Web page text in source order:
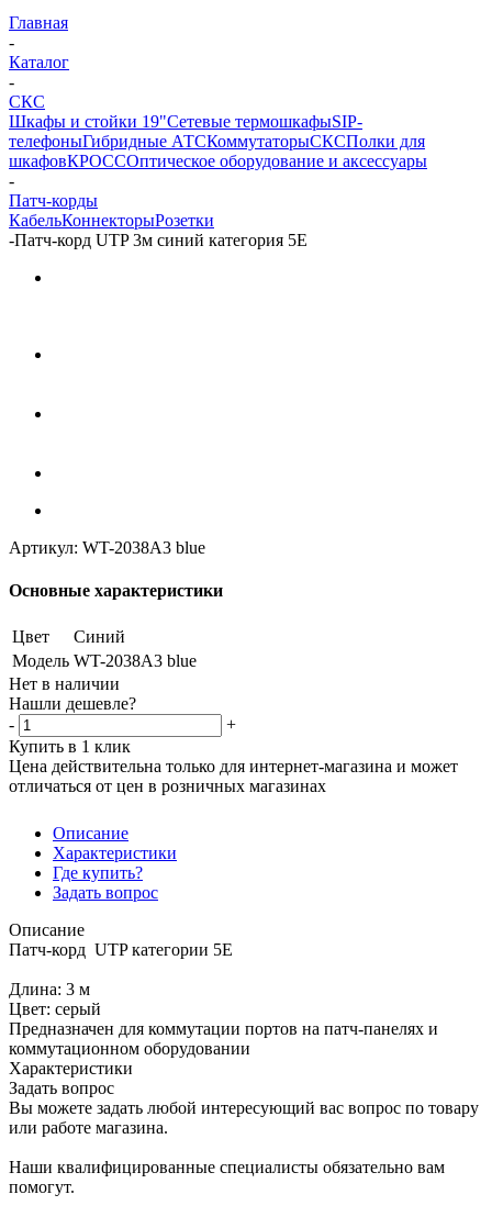
Главная
-
Каталог
-
СКС
Шкафы и стойки 19"Сетевые термошкафыSIP-
телефоныГибридные АТСКоммутаторыСКСПолки для
шкафовКРОССОптическое оборудование и аксессуары
-
Патч-корды
КабельКоннекторыРозетки
-Патч-корд UTP 3м синий категория 5Е
Артикул: WT-2038A3 blue
Основные характеристики
Цвет
Синий
Модель WT-2038A3 blue
Нет в наличии
Нашли дешевле?
-
+
Купить в 1 клик
Цена действительна только для интернет-магазина и может
отличаться от цен в розничных магазинах
Описание
Характеристики
Где купить?
Задать вопрос
Описание
Патч-корд UTP категории 5Е
Длина: 3 м
Цвет: серый
Предназначен для коммутации портов на патч-панелях и
коммутационном оборудовании
Характеристики
Задать вопрос
Вы можете задать любой интересующий вас вопрос по товару
или работе магазина.
Наши квалифицированные специалисты обязательно вам
помогут.